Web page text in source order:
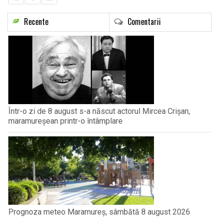
Recente Comentarii
Într-o zi de 8 august s-a născut actorul Mircea Crișan,
maramureșean printr-o întâmplare
Prognoza meteo Maramureș, sâmbătă 8 august 2026